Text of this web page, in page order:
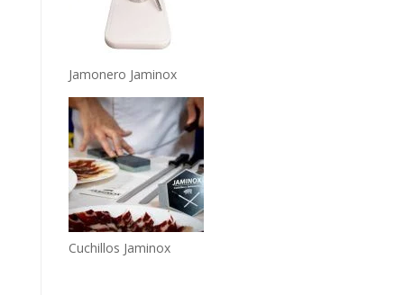
Jamonero Jaminox
Cuchillos Jaminox